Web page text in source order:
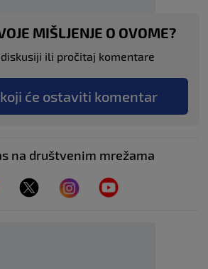
MIŠLJENJE O OVOME?
ili pročitaj komentare
će ostaviti komentar
na društvenim mrežama